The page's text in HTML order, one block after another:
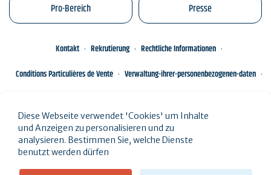
Pro-Bereich Presse
Kontakt Rekrutierung
Rechtliche Informationen
Conditions Particulières de Vente
Verwaltung-ihrer-personenbezogenen-daten
Diese Webseite verwendet 'Cookies' um Inhalte
und Anzeigen zu personalisieren und zu
analysieren. Bestimmen Sie, welche Dienste
benutzt werden dürfen